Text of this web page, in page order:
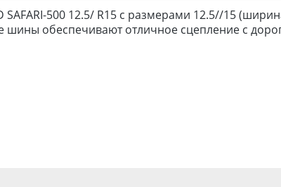
500 12.5/ R15 с размерами 12.5//15
обеспечивают отличное сцепление с